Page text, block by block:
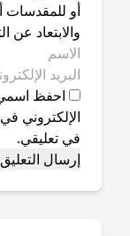
للمقدسات أو مهاجمة
عن التحريض
احفظ اسمي، بريدي
في هذا
تعليقي.